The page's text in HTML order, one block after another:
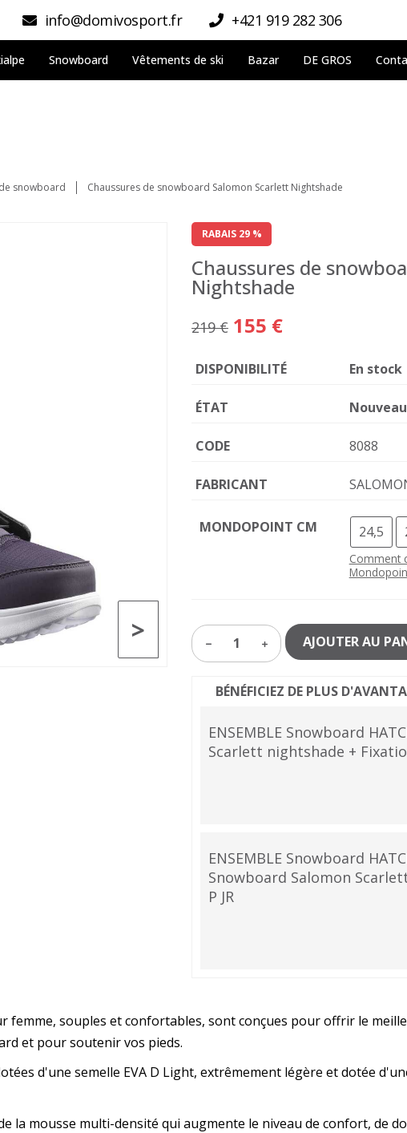
info@domivosport.fr +421 919 282 306
Snowboard Vêtements de ski Bazar DE GROS
snowboard Chaussures de snowboard Salomon Scarlett Nightshade
>
RABAIS 29 %
Chaussures de
Nightshade
219 € 155 €
DISPONIBILITÉ En stock
ÉTAT Nouveau
CODE 8088
FABRICANT
MONDOPOINT CM 24,5
Comment
1 AJOUTER AU
BÉNÉFICIEZ DE PLUS
ENSEMBLE Snowboard
Scarlett nightshade +
ENSEMBLE Snowboard
Snowboard Salomon
P JR
femme, souples et confortables, sont conçues pour offrir le
et pour soutenir vos pieds.
d'une semelle EVA D Light, extrêmement légère et dotée
la mousse multi-densité qui augmente le niveau de confort, de